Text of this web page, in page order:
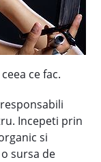
ce fac.
Incepeti prin
si
sursa de